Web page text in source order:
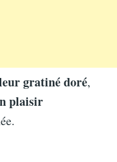
gratiné doré,
plaisir